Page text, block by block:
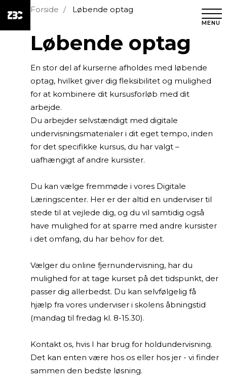
MENU
Forside Løbende optag
Løbende optag
En stor del af kurserne afholdes med løbende
optag, hvilket giver dig fleksibilitet og mulighed
for at kombinere dit kursusforløb med dit
arbejde.
Du arbejder selvstændigt med digitale
undervisningsmaterialer i dit eget tempo, inden
for det specifikke kursus, du har valgt –
uafhængigt af andre kursister.
Du kan vælge fremmøde i vores Digitale
Læringscenter. Her er der altid en underviser til
stede til at vejlede dig, og du vil samtidig også
have mulighed for at sparre med andre kursister
i det omfang, du har behov for det.
Vælger du online fjernundervisning, har du
mulighed for at tage kurset på det tidspunkt, der
passer dig allerbedst. Du kan selvfølgelig få
hjælp fra vores underviser i skolens åbningstid
(mandag til fredag kl. 8-15.30).
Kontakt os, hvis I har brug for holdundervisning.
Det kan enten være hos os eller hos jer - vi finder
sammen den bedste løsning.